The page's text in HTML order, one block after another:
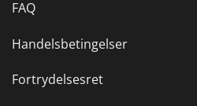
FAQ
Handelsbetingelser
Fortrydelsesret